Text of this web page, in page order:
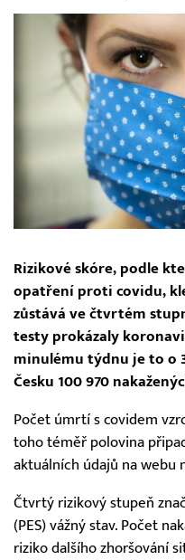
Rizikové skóre, podle
opatření proti covidu,
zůstává ve čtvrtém
testy prokázaly
minulému týdnu je to o
Česku 100 970
Počet úmrtí s covidem
toho téměř polovina
aktuálních údajů na webu
Čtvrtý rizikový stupeň
(PES) vážný stav. Počet
riziko dalšího zhoršování